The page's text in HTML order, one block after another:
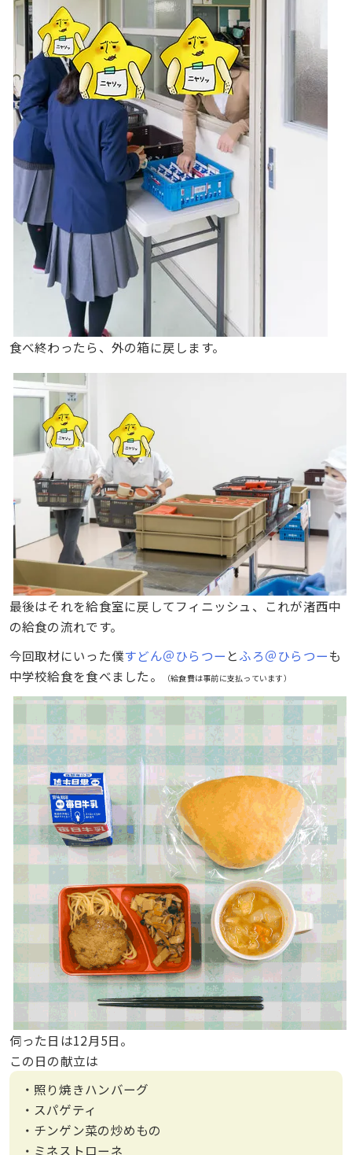
食べ終わったら、外の箱に戻します。
最後はそれを給食室に戻してフィニッシュ、これが渚西中
の給食の流れです。
今回取材にいった僕すどん＠ひらつー とふろ＠ひらつーも
中学校給食を食べました。
（給食費は事前に支払っています）
伺った日は12月5日。
この日の献立は
・照り焼きハンバーグ
・スパゲティ
・チンゲン菜の炒めもの
・ミネストローネ